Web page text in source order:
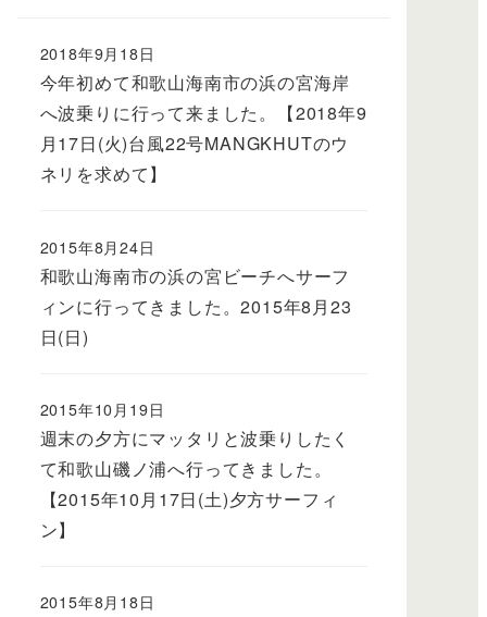
今年初めて和歌山海南市の浜の宮海岸
へ波乗りに行って来ました。【2018年9
月17日(火)台風22号MANGKHUTのウ
ネリを求めて】
2018年9月18日
和歌山海南市の浜の宮ビーチへサーフ
ィンに行ってきました。2015年8月23
日(日)
2015年8月24日
週末の夕方にマッタリと波乗りしたく
て和歌山磯ノ浦へ行ってきました。
【2015年10月17日(土)夕方サーフィ
ン】
2015年10月19日
2015年8月18日